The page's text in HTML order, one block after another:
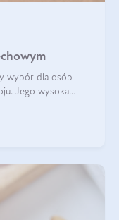
wybór dla osób
Jego wysoka